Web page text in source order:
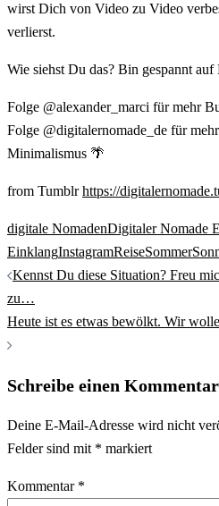
wirst Dich von Video zu Video
verlierst.
Wie siehst Du das? Bin gespannt
Folge @alexander_marci für mehr
Folge @digitalernomade_de für
Minimalismus 🌴
from Tumblrhttps://
digitale NomadenDigitaler Nomade
EinklangInstagramReiseSommer
Beitrags-
Navigation
Kennst Du diese Situation? Freu
zu…
Heute ist es etwas bewölkt. Wir
Schreibe einen Kommentar
Deine E-Mail-Adresse wird nicht
Felder sind mit * markiert
Kommentar *